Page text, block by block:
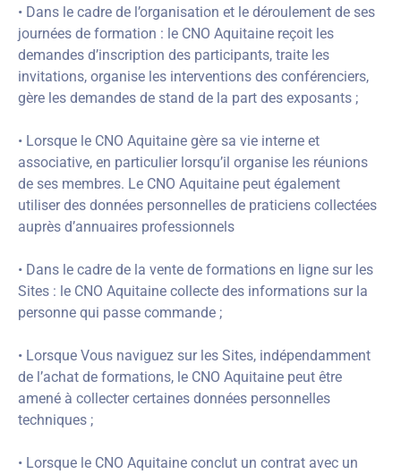
• Dans le cadre de l’organisation et le déroulement de ses
journées de formation : le CNO Aquitaine reçoit les
demandes d’inscription des participants, traite les
invitations, organise les interventions des conférenciers,
gère les demandes de stand de la part des exposants ;
• Lorsque le CNO Aquitaine gère sa vie interne et
associative, en particulier lorsqu’il organise les réunions
de ses membres. Le CNO Aquitaine peut également
utiliser des données personnelles de praticiens collectées
auprès d’annuaires professionnels
• Dans le cadre de la vente de formations en ligne sur les
Sites : le CNO Aquitaine collecte des informations sur la
personne qui passe commande ;
• Lorsque Vous naviguez sur les Sites, indépendamment
de l’achat de formations, le CNO Aquitaine peut être
amené à collecter certaines données personnelles
techniques ;
• Lorsque le CNO Aquitaine conclut un contrat avec un